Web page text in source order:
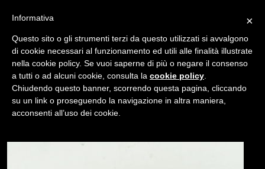
/ USATO CAVO NIKON PISTOL GRIP- F36
NAVIGAZIONE
×
Informativa
Questo sito o gli strumenti terzi da questo utilizzati si avvalgono
di cookie necessari al funzionamento ed utili alle finalità illustrate
nella cookie policy. Se vuoi saperne di più o negare il consenso
a tutti o ad alcuni cookie, consulta la cookie policy
Chiudendo questo banner, scorrendo questa pagina, cliccando
su un link o proseguendo la navigazione in altra maniera,
acconsenti all’uso dei cookie.